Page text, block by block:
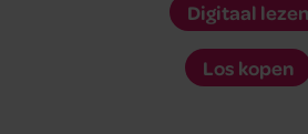
Digitaal lezen
Los kopen